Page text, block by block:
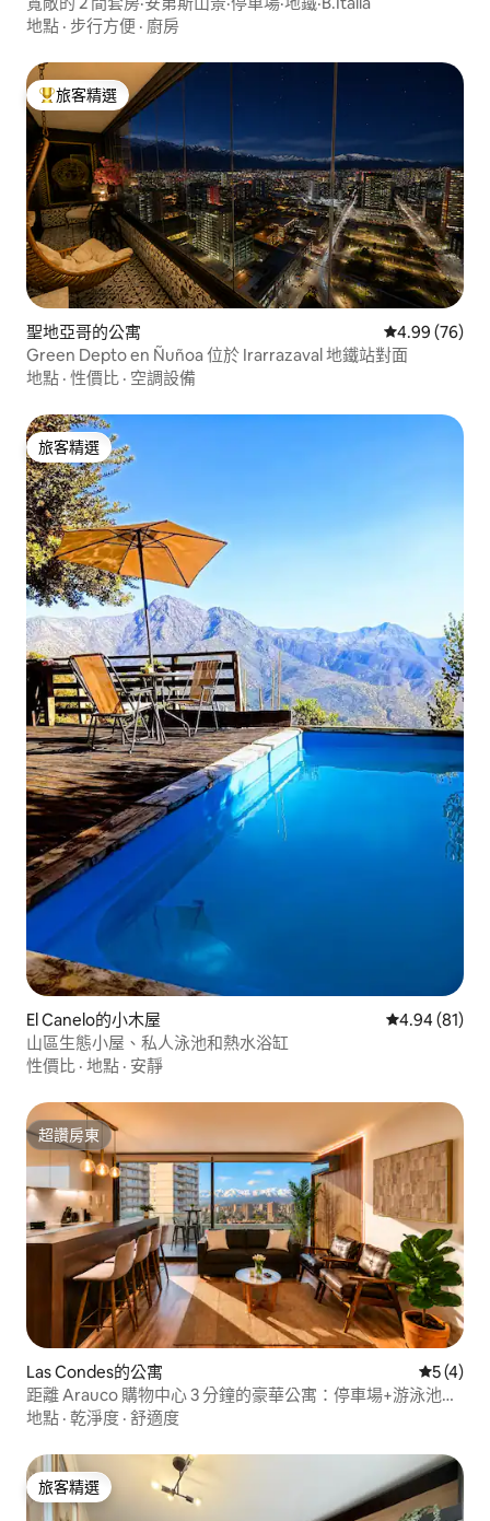
地點 · 步行方便 · 廚房
旅客精選榜首
旅客精選
聖地亞哥的公寓 從 76 則評價
4.99 (76)
Green Depto en Ñuñoa 位於 Irarrazaval 地鐵站對面
地點 · 性價比 · 空調設備
旅客精選
旅客精選
El Canelo的小木屋 從 81 則評價
4.94 (81)
山區生態小屋、私人泳池和熱水浴缸
性價比 · 地點 · 安靜
超讚房東
超讚房東
Las Condes的公寓 從 4 則評
5 (4)
距離 Arauco 購物中心 3 分鐘的豪華公寓：停車場+游泳池
+健身房
地點 · 乾淨度 · 舒適度
旅客精選
旅客精選